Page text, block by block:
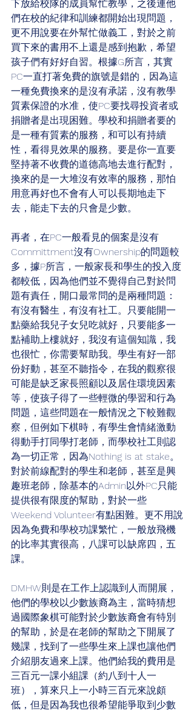
下放給校隊的成員幫忙教學，之後連他
們在校的紀律和訓練都開始出現問題，
更不用說要在外幫忙做義工，對於之前
買下來的書用不上還是感到抱歉，希望
孩子們有好好自習。根據G所言，其實
PC一直打著免費的旗號是錯的，因為這
一種免費換來的是沒有承諾，沒有教學
質素保證的水准，使PC要找尋投資者或
捐贈者是出現困難。學校和捐贈者要的
是一種有質素的服務，和可以有持續
性，看得見效果的服務。要是你一直要
堅持著不收費的道德高地去進行配對，
換來的是一大堆沒有效率的服務，那怕
用意再好也不會有人可以長期地走下
去，能走下去的只會是少數。
再者，在PC一般看見的個案是沒有
Committment沒有Ownership的問題較
多，據P所言，一般家長和學生的投入度
都較低，因為他們並不覺得自己對於問
題有責任，開口最常問的是兩種問題：
有沒有醫生，有沒有社工。只要能開一
點藥給我兒子女兒吃就好，只要能多一
點補助上樓就好，我沒有這個知識，我
也很忙，你需要幫助我。學生有好一部
份好動，甚至不聽指令，在我的觀察很
可能是缺乏家長照顧以及居住環境因素
等，使孩子得了一些輕微的學習和行為
問題，這些問題在一般情況之下較難觀
察，但例如下棋時，有學生會情緒激動
得動手打同學打老師，而學校社工則認
為一切正常，因為Nothing is at stake。
對於前線配對的學生和老師，甚至是興
趣班老師，除基本的Admin以外PC只能
提供很有限度的幫助，對於一些
Weekend Volunteer有點困難。更不用說
因為免費和學校功課繁忙，一般放飛機
的比率其實很高，八課可以缺席四，五
課。
DMHW則是在工作上認識到人而開展，
他們的學校以少數族裔為主，當時猜想
過國際象棋可能對於少數族裔會有特別
的幫助，於是在老師的幫助之下開展了
幾課，找到了一些學生來上課也讓他們
介紹朋友過來上課。他們給我的費用是
三百元一課小組課（約八到十人一
班），算來只上一小時三百元來說頗
低，但是因為我也很希望能爭取到少數